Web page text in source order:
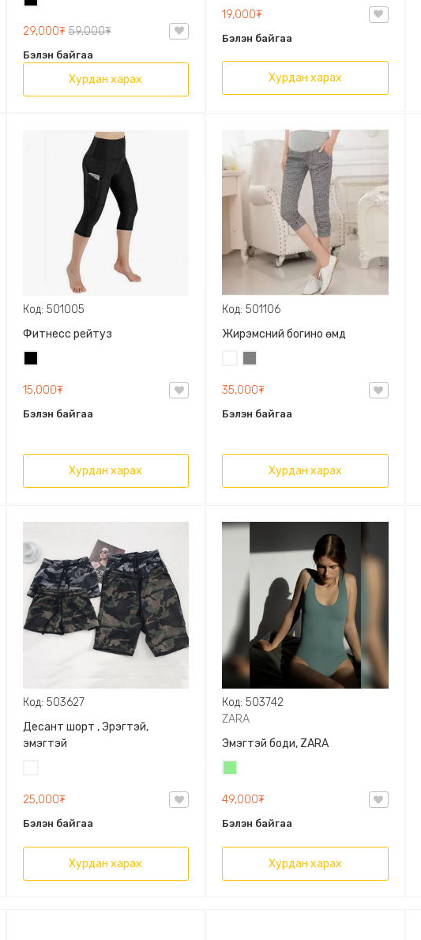
Задгай энгэртэй, Урт
ханцуйтай, Богино
29,000₮ 59,000₮
Бэлэн байгаа
Хурдан харах
19,000₮
Бэлэн байгаа
Хурдан харах
Код: 501005
Фитнесс рейтуз
15,000₮
Бэлэн байгаа
Хурдан харах
Код: 501106
Жирэмсний богино өмд
35,000₮
Бэлэн байгаа
Хурдан харах
Код: 503627
Десант шорт , Эрэгтэй,
эмэгтэй
25,000₮
Бэлэн байгаа
Хурдан харах
Код: 503742
ZARA
Эмэгтэй боди, ZARA
49,000₮
Бэлэн байгаа
Хурдан харах